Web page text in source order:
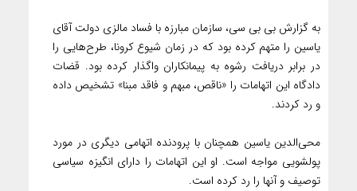
به گزارش بی بی سی، سازمان مبارزه با فساد مالزی دولت آقای
یاسین را متهم کرده بود که در زمان شیوع کرونا، طرح‌هایی را
در برابر دریافت رشوه به پیمانکاران واگذار کرده بود. قضات
دادگاه این اتهامات را «ناقص، مبهم و فاقد مبنا» تشخیص داده
و رد کردند.
محی‌الدین یاسین همچنان با پرودنده اتهامی دیگری در مورد
پولشویی مواجه است. او این اتهامات را دارای انگیزه سیاسی
توصیف و آنها را رد کرده است.